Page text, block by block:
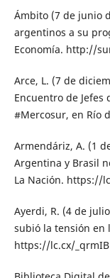
Ámbito (7 de junio
argentinos a su
Economía. http://
Arce, L. (7 de
Encuentro de Jefes
#Mercosur, en Río
Armendáriz, A. (1
Argentina y Brasil
La Nación. https://
Ayerdi, R. (4 de
subió la tensión en
https://lc.cx/_qrmIB